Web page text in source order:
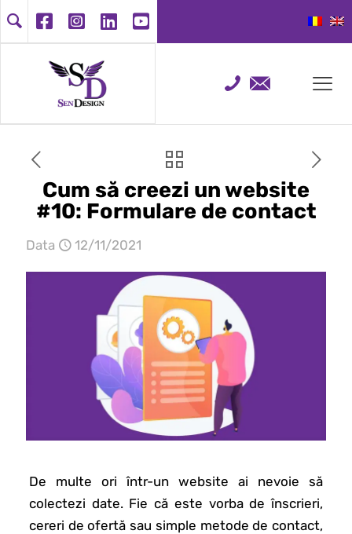
Cum să creezi un website
#10: Formulare de contact
Data 12/11/2021
De multe ori într-un website ai nevoie să
colectezi date. Fie că este vorba de înscrieri,
cereri de ofertă sau simple metode de contact,